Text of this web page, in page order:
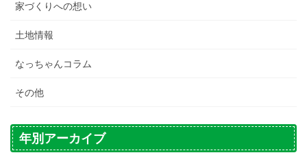
家づくりへの想い
土地情報
なっちゃんコラム
その他
年別アーカイブ